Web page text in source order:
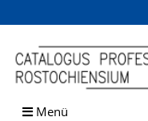
Browsen
direkt zum Inhalt
Menü